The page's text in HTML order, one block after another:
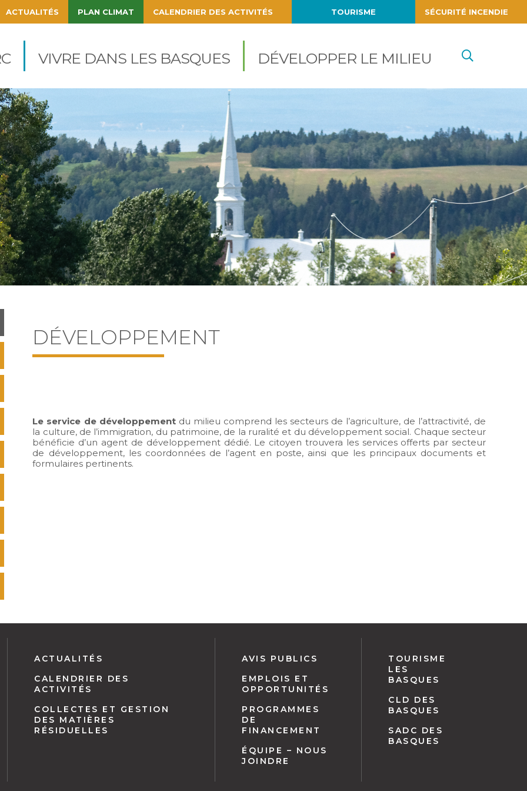
VIVRE DANS LES BASQUES DÉVELOPPER LE MILIEU
ACTUALITÉS PLAN CLIMAT CALENDRIER DES ACTIVITÉS TOURISME SÉCURITÉ INCENDIE
DÉVELOPPEMENT
Le service de développementdu milieu comprend les secteurs de l’agriculture, de l’attractivité, de
la culture, de l’immigration, du patrimoine, de la ruralité et du développement social. Chaque secteur
bénéficie d’un agent de développement dédié. Le citoyen trouvera les services offerts par secteur
de développement, les coordonnées de l’agent en poste, ainsi que les principaux documents et
formulaires pertinents.
pied
page
ACTUALITÉS
CALENDRIER DES
ACTIVITÉS
COLLECTES ET GESTION
DES MATIÈRES
RÉSIDUELLES
AVIS PUBLICS
EMPLOIS ET
OPPORTUNITÉS
PROGRAMMES
DE
FINANCEMENT
ÉQUIPE – NOUS
JOINDRE
TOURISME
LES
BASQUES
CLD DES
BASQUES
SADC DES
BASQUES